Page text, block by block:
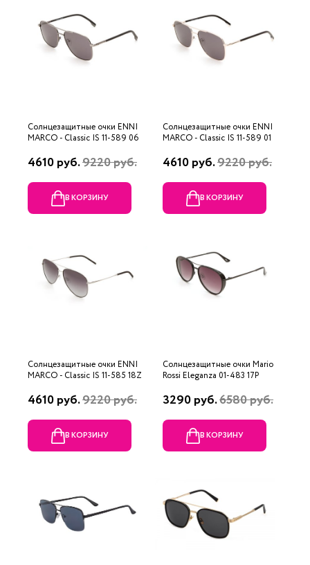
Солнцезащитные очки ENNI
MARCO - Classic IS 11-589 06
4610 руб.9220 руб.
В КОРЗИНУ
Солнцезащитные очки ENNI
MARCO - Classic IS 11-589 01
4610 руб.9220 руб.
В КОРЗИНУ
Солнцезащитные очки ENNI
MARCO - Classic IS 11-585 18Z
4610 руб.9220 руб.
В КОРЗИНУ
Солнцезащитные очки Mario
Rossi Eleganza 01-483 17P
3290 руб.6580 руб.
В КОРЗИНУ